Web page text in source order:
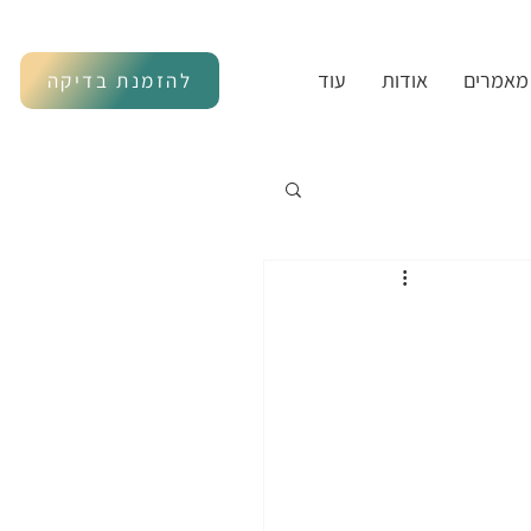
להזמנת בדיקה מאמרים אודות עוד